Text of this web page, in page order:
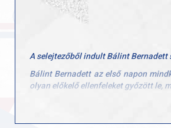
A selejtezőből indult Bálint
Bálint Bernadett az első napon
olyan előkelő ellenfeleket győzött le,